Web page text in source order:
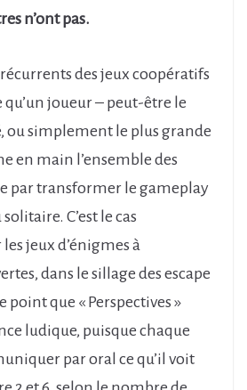
n’ont pas.
des jeux coopératifs
qu’un joueur – peut-être le
ou simplement le plus grande
en main l’ensemble des
par transformer le gameplay
C’est le cas
jeux d’énigmes à
dans le sillage des escape
point que « Perspectives »
ludique, puisque chaque
par oral ce qu’il voit